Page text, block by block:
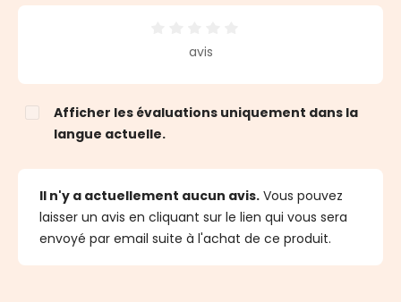
Note moyenne de 0 sur 5 étoiles
avis
Afficher les évaluations uniquement dans la
langue actuelle.
Il n'y a actuellement aucun avis. Vous pouvez
laisser un avis en cliquant sur le lien qui vous sera
envoyé par email suite à l'achat de ce produit.